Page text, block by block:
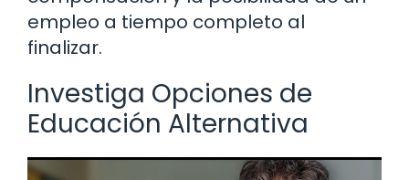
empleo a tiempo completo al
finalizar.
Investiga Opciones de
Educación Alternativa